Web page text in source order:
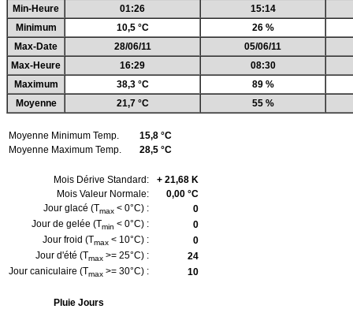
Min-Heure
01:26
15:14
Minimum
10,5 °C
26 %
Max-Date
28/06/11
05/06/11
Max-Heure
16:29
08:30
Maximum
38,3 °C
89 %
Moyenne
21,7 °C 55 %
Moyenne Minimum Temp.
15,8 °C
Moyenne Maximum Temp.
28,5 °C
Mois Dérive Standard:
+ 21,68 K
Mois Valeur Normale:
0,00 °C
Jour glacé (Tmax < 0°C) :
0
Jour de gelée (Tmin < 0°C) :
0
Jour froid (Tmax < 10°C) :
0
Jour d'été (Tmax >= 25°C) :
24
Jour caniculaire (Tmax >= 30°C) : 10
Pluie Jours